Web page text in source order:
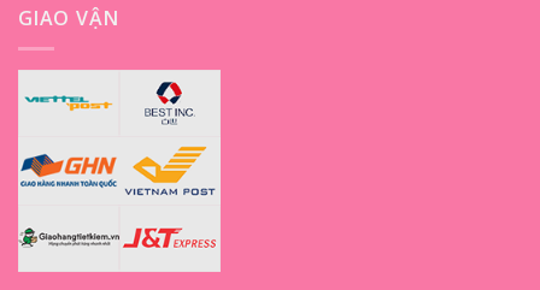
GIAO VẬN